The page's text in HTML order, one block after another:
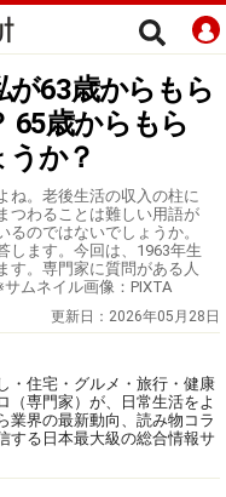
が63歳からもら
65歳からもら
か？
ね。老後生活の収入の柱に
つわることは難しい用語が
のではないでしょうか。
します。今回は、1963年生
す。専門家に質問がある人
ムネイル画像：PIXTA
更新日： 2026年05月28日
・住宅・グルメ・旅行・健康
（専門家）が、日常生活をよ
業界の最新動向、読み物コラ
する日本最大級の総合情報サ